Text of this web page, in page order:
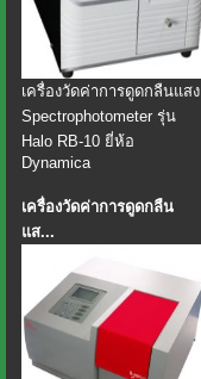
เครื่องวัดค่าการดูดกลืนแสง
Spectrophotometer รุ่น
Halo RB-10 ยี่ห้อ
Dynamica
เครื่องวัดค่าการดูดกลืน
แส...